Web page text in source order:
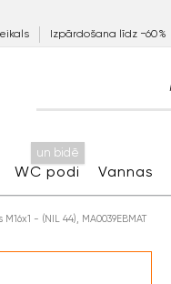
Izpārdošana līdz −60%
WC podi
un bidē
Vannas
- (NIL 44), MA0039EBMAT